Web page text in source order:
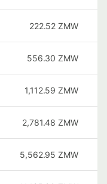
222.52 ZMW
556.30 ZMW
1,112.59 ZMW
2,781.48 ZMW
5,562.95 ZMW